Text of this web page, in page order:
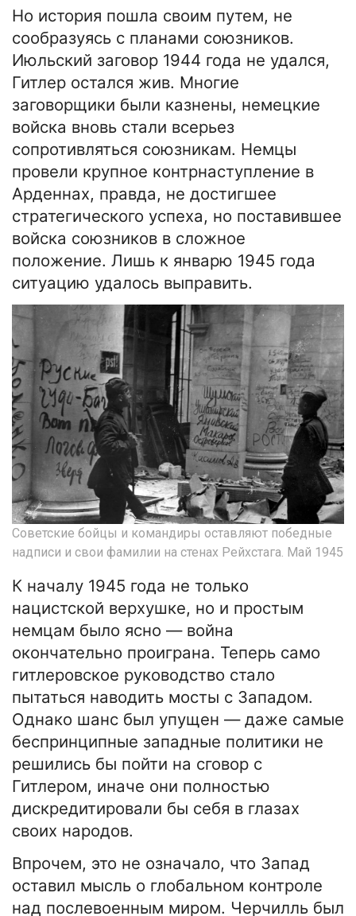
Но история пошла своим путем, не
сообразуясь с планами союзников.
Июльский заговор 1944 года не удался,
Гитлер остался жив. Многие
заговорщики были казнены, немецкие
войска вновь стали всерьез
сопротивляться союзникам. Немцы
провели крупное контрнаступление в
Арденнах, правда, не достигшее
стратегического успеха, но поставившее
войска союзников в сложное
положение. Лишь к январю 1945 года
ситуацию удалось выправить.
Советские бойцы и командиры оставляют победные
надписи и свои фамилии на стенах Рейхстага. Май 1945
К началу 1945 года не только
нацистской верхушке, но и простым
немцам было ясно — война
окончательно проиграна. Теперь само
гитлеровское руководство стало
пытаться наводить мосты с Западом.
Однако шанс был упущен — даже самые
беспринципные западные политики не
решились бы пойти на сговор с
Гитлером, иначе они полностью
дискредитировали бы себя в глазах
своих народов.
Впрочем, это не означало, что Запад
оставил мысль о глобальном контроле
над послевоенным миром. Черчилль был